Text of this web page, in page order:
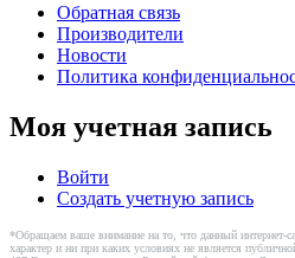
Обратная связь
Производители
Новости
Политика
Моя учетная запись
Войти
Создать учетную запись
*Обращаем ваше внимание на то, что данный интернет-
характер и ни при каких условиях не является